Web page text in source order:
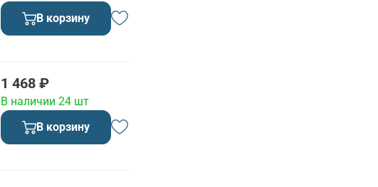
В корзину
1 468 ₽
В наличии 24 шт
В корзину